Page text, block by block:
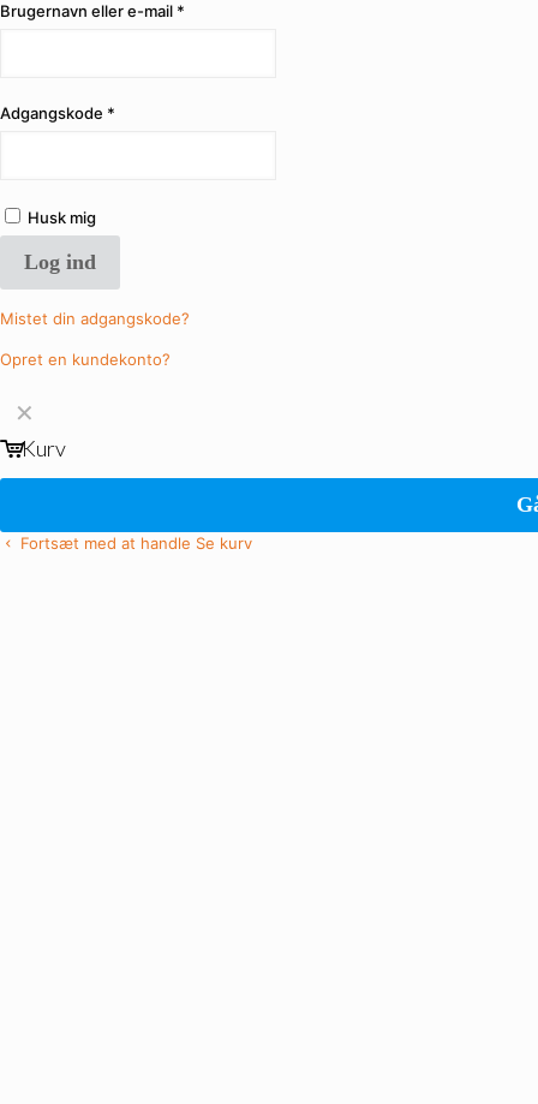
Brugernavn eller e-mail *
Adgangskode *
Husk mig
Log ind
Mistet din adgangskode?
Opret en kundekonto?
✕
Kurv
Fortsæt med at handle Se kurv